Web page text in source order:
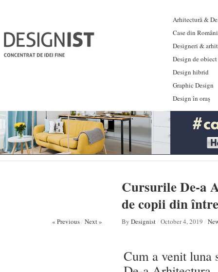
Arhitectură &
Case din
Designeri &
Design de obiect
Design hibrid
Graphic Design
Design în oraș
Cursurile De-a
de copii din
« Previous/ Next » By Designist/ October 4, 2019 /
Cum a venit luna